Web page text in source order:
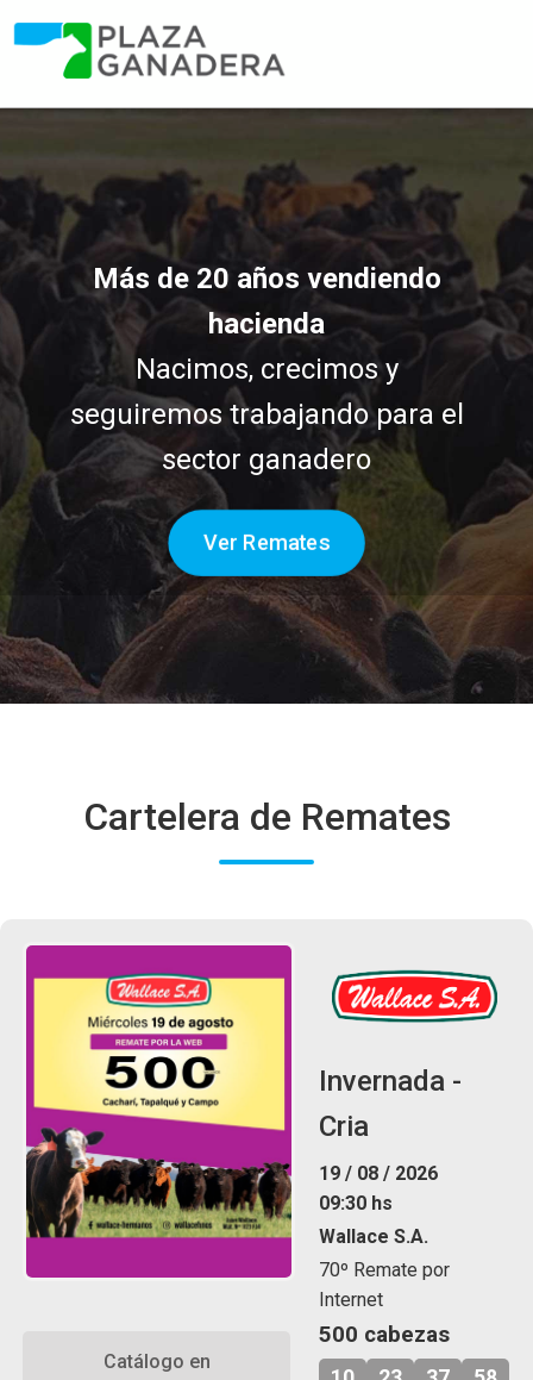
Más de 20 años vendiendo
hacienda
Nacimos, crecimos y
seguiremos trabajando para el
sector ganadero
Ver Remates
Cartelera de Remates
Catálogo en
Invernada -
Cria
19 / 08 / 2026
09:30 hs
Wallace S.A.
70º Remate por
Internet
500 cabezas